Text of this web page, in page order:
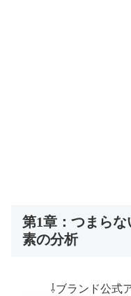
第1章：つまら
素の分析
⇩ブランド公式